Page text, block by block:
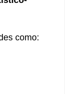
como: